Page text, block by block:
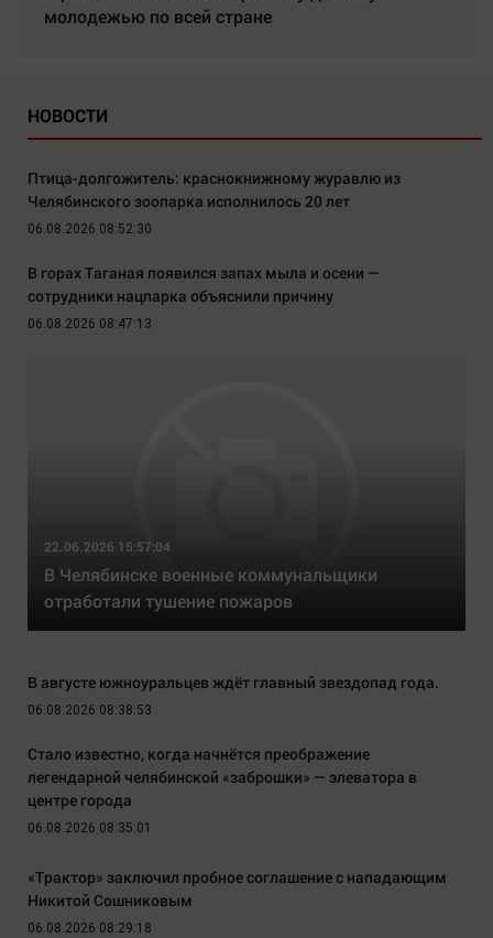
молодежью по всей стране
НОВОСТИ
Птица-долгожитель: краснокнижному журавлю из
Челябинского зоопарка исполнилось 20 лет
06.08.2026 08:52:30
В горах Таганая появился запах мыла и осени —
сотрудники нацпарка объяснили причину
06.08.2026 08:47:13
22.06.2026 15:57:04
В Челябинске военные коммунальщики
отработали тушение пожаров
В августе южноуральцев ждёт главный звездопад года.
06.08.2026 08:38:53
Стало известно, когда начнётся преображение
легендарной челябинской «заброшки» — элеватора в
центре города
06.08.2026 08:35:01
«Трактор» заключил пробное соглашение с нападающим
Никитой Сошниковым
06.08.2026 08:29:18